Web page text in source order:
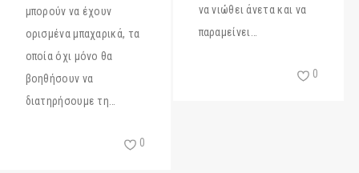
μπορούν να έχουν
ορισμένα μπαχαρικά, τα
οποία όχι μόνο θα
βοηθήσουν να
διατηρήσουμε τη…
0
να νιώθει άνετα και να
παραμείνει…
0